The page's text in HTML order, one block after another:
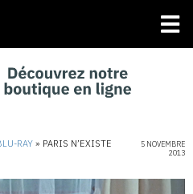
RAY » PARIS N’EXISTE
5 NOVEMBRE
2013